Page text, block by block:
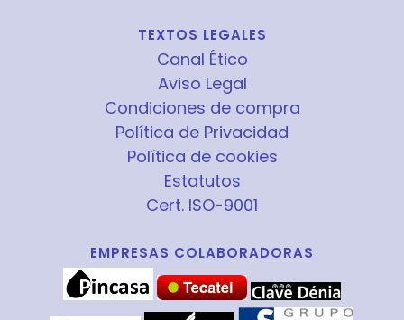
TEXTOS LEGALES
Canal Ético
Aviso Legal
Condiciones de compra
Política de Privacidad
Política de cookies
Estatutos
Cert. ISO-9001
EMPRESAS COLABORADORAS